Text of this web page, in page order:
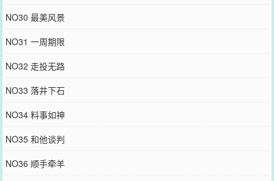
NO30 最美风景
NO31 一周期限
NO32 走投无路
NO33 落井下石
NO34 料事如神
NO35 和他谈判
NO36 顺手牵羊